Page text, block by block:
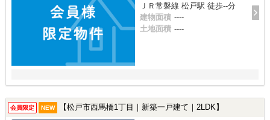
ＪＲ常磐線 松戸駅 徒歩--分
建物面積 ----
土地面積 ----
会員限定 NEW 【松戸市西馬橋1丁目｜新築一戸建て｜2LDK】